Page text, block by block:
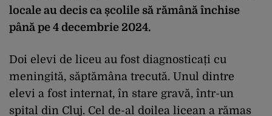
locale au decis ca școlile să rămână închise
până pe 4 decembrie 2024.
Doi elevi de liceu au fost diagnosticați cu
meningită, săptămâna trecută. Unul dintre
elevi a fost internat, în stare gravă, într-un
spital din Cluj. Cel de-al doilea licean a rămas